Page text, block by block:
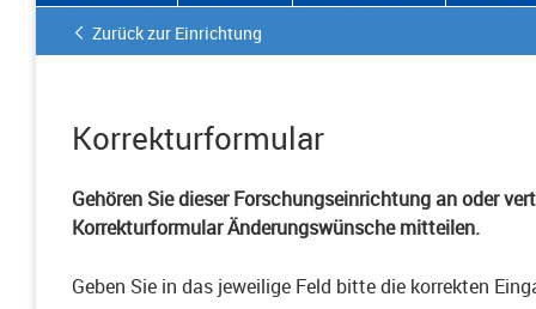
Zurück zur Einrichtung
Korrekturformular
Gehören Sie dieser Forschungseinrichtung an oder
Korrekturformular Änderungswünsche mitteilen.
Geben Sie in das jeweilige Feld bitte die korrekten